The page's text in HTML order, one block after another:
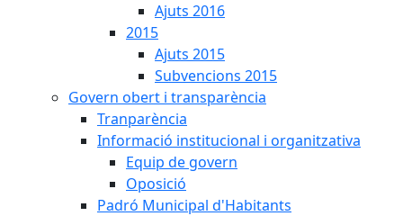
Ajuts 2016
2015
Ajuts 2015
Subvencions 2015
Govern obert i transparència
Tranparència
Informació institucional i organitzativa
Equip de govern
Oposició
Padró Municipal d'Habitants